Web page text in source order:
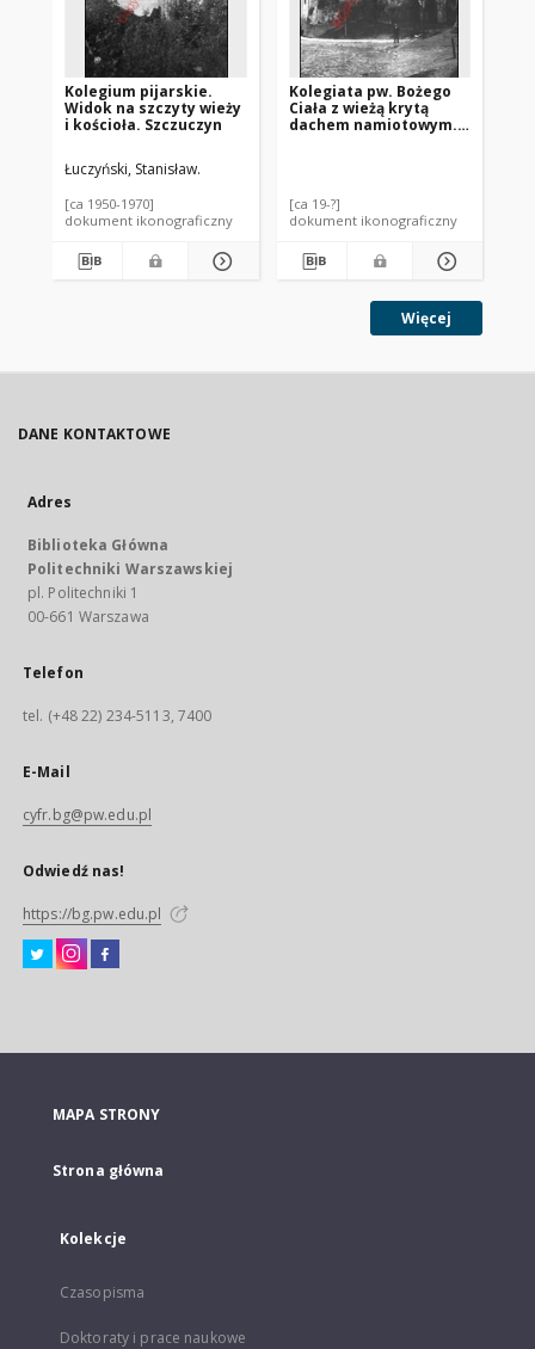
Kolegium pijarskie.
Widok na szczyty wieży
i kościoła. Szczuczyn
Łuczyński, Stanisław.
[ca 1950-1970]
dokument ikonograficzny
Kolegiata pw. Bożego
Ciała z wieżą krytą
dachem namiotowym.
[ca 19-?]
dokument ikonograficzny
Więcej
DANE KONTAKTOWE
Adres
Biblioteka Główna
Politechniki Warszawskiej
pl. Politechniki 1
00-661 Warszawa
Telefon
tel. (+48 22) 234-5113, 7400
E-Mail
cyfr.bg@pw.edu.pl
Odwiedź nas!
https://bg.pw.edu.pl
MAPA STRONY
Strona główna
Kolekcje
Czasopisma
Doktoraty i prace naukowe